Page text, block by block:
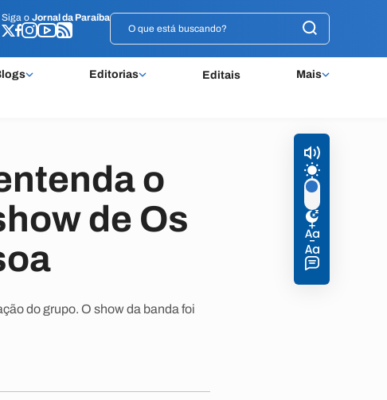
Siga o Jornal da Paraíba
Editorias Editais Mais
Siga o Jornal da Paraíba
o
de Os
do grupo. O show da banda foi